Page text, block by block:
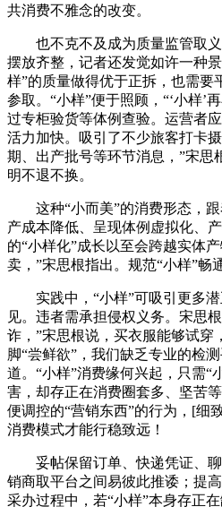
共消费不雅念的改变。
也不克不及成为质量监管取义
摆放齐整，记者还发觉如许一种
样”的质量做得优于正拆，也需要
参取。“小样”便于照顾，“‘小样’
过专柜验货等体例查验。运营者
活力加快。吸引了不少旅客打卡
期、出产批号等环节消息，”宋思
明不退不换。
这种“小而美”的消费形态，跟
产成本降低、呈现体例虚拟化、
的“小样化”成长以至会跨越实体
卖，”宋思根指出。规范“小样”畅
实践中，“小样”可吸引更多潜
见。违者需承担侵权义务。宋思
诈，”宋思根说，买衣服能够试穿
脚“尝鲜欲”，我们缺乏专业的检
道。“小样”消费缘何兴起，只需“
害，却存正在消费圈套多、坚苦
便调控的“营销东西”的行为，[细
消费模式才能行稳致远！
妥帖保留订单、快递凭证、聊
销商取平台之间易彼此推诿；提
采办过程中，若“小样”本身存正